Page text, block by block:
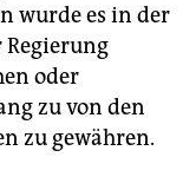
wurde es in der
oder
zu von den
zu gewähren.